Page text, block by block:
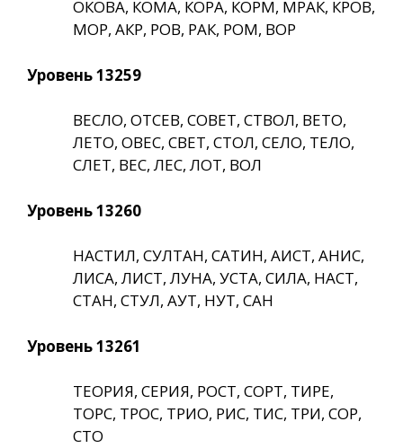
ОКОВА, КОМА, КОРА, КОРМ, МРАК, КРОВ,
МОР, АКР, РОВ, РАК, РОМ, ВОР
Уровень 13259
ВЕСЛО, ОТСЕВ, СОВЕТ, СТВОЛ, ВЕТО,
ЛЕТО, ОВЕС, СВЕТ, СТОЛ, СЕЛО, ТЕЛО,
СЛЕТ, ВЕС, ЛЕС, ЛОТ, ВОЛ
Уровень 13260
НАСТИЛ, СУЛТАН, САТИН, АИСТ, АНИС,
ЛИСА, ЛИСТ, ЛУНА, УСТА, СИЛА, НАСТ,
СТАН, СТУЛ, АУТ, НУТ, САН
Уровень 13261
ТЕОРИЯ, СЕРИЯ, РОСТ, СОРТ, ТИРЕ,
ТОРС, ТРОС, ТРИО, РИС, ТИС, ТРИ, СОР,
СТО